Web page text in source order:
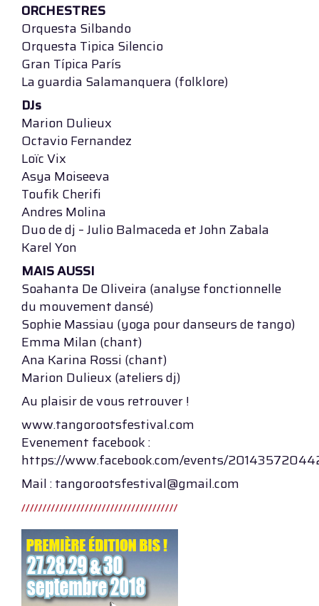
ORCHESTRES
Orquesta Silbando
Orquesta Tipica Silencio
Gran Típica París
La guardia Salamanquera (folklore)
DJs
Marion Dulieux
Octavio Fernandez
Loïc Vix
Asya Moiseeva
Toufik Cherifi
Andres Molina
Duo de dj – Julio Balmaceda et John Zabala
Karel Yon
MAIS AUSSI
Soahanta De Oliveira (analyse fonctionnelle
du mouvement dansé)
Sophie Massiau (yoga pour danseurs de tango)
Emma Milan (chant)
Ana Karina Rossi (chant)
Marion Dulieux (ateliers dj)
Au plaisir de vous retrouver !
www.tangorootsfestival.com
Evenement facebook :
https://www.facebook.com/events/
Mail : tangorootsfestival@gmail.com